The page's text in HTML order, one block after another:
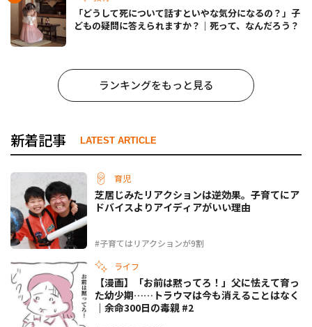
「どうして死について話すといやな気分になるの？」子
どもの疑問に答えられますか？｜死って、なんだろう？
ランキングをもっと見る
新着記事 LATEST ARTICLE
育児
#子育てはリアクションが9割
芝居じみたリアクションは逆効果。子育てにア
ドバイスよりアイディアがいい理由
ライフ
【漫画】「お前は黙ってろ！」父に怯えて育っ
た幼少期……トラウマは今も消えることはなく
｜余命300日の毒親 #2